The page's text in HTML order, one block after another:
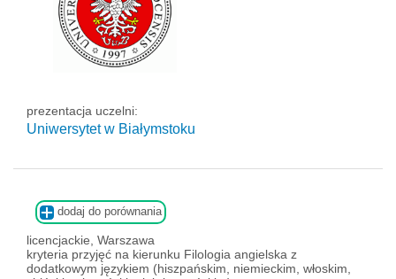
prezentacja uczelni:
Uniwersytet w Białymstoku
dodaj do porównania
licencjackie, Warszawa
kryteria przyjęć na kierunku Filologia angielska z
dodatkowym językiem (hiszpańskim, niemieckim, włoskim,